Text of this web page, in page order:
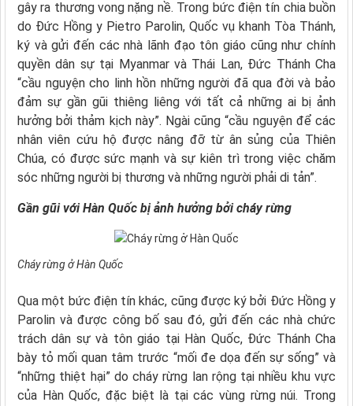
gây ra thương vong nặng nề. Trong bức điện tín chia buồn
do Đức Hồng y Pietro Parolin, Quốc vụ khanh Tòa Thánh,
ký và gửi đến các nhà lãnh đạo tôn giáo cũng như chính
quyền dân sự tại Myanmar và Thái Lan, Đức Thánh Cha
“cầu nguyện cho linh hồn những người đã qua đời và bảo
đảm sự gần gũi thiêng liêng với tất cả những ai bị ảnh
hưởng bởi thảm kịch này”. Ngài cũng “cầu nguyện để các
nhân viên cứu hộ được nâng đỡ từ ân sủng của Thiên
Chúa, có được sức mạnh và sự kiên trì trong việc chăm
sóc những người bị thương và những người phải di tản”.
Gần gũi với Hàn Quốc bị ảnh hưởng bởi cháy rừng
Cháy rừng ở Hàn Quốc
Qua một bức điện tín khác, cũng được ký bởi Đức Hồng y
Parolin và được công bố sau đó, gửi đến các nhà chức
trách dân sự và tôn giáo tại Hàn Quốc, Đức Thánh Cha
bày tỏ mối quan tâm trước “mối đe dọa đến sự sống” và
“những thiệt hại” do cháy rừng lan rộng tại nhiều khu vực
của Hàn Quốc, đặc biệt là tại các vùng rừng núi. Trong